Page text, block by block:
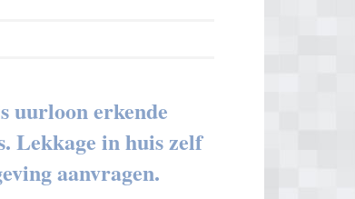
uurloon erkende
Lekkage in huis zelf
aanvragen.